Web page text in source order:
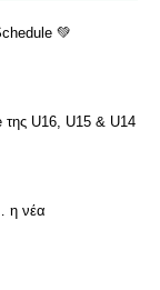
💚
U16, U15 & U14
η νέα